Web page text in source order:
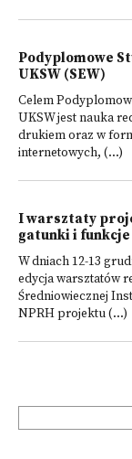
Podyplomowe
UKSW (SEW)
Celem
UKSW jest nauka
drukiem oraz w
internetowych, (...)
I warsztaty
gatunki i funkcje
W dniach 12-13
edycja warsztatów
Średniowiecznej
NPRH projektu (...)